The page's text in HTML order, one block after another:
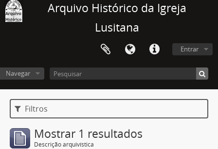
Arquivo Histórico da Igreja
Lusitana
Entrar
Navegar
Filtros
Mostrar 1 resultados
Descrição arquivística